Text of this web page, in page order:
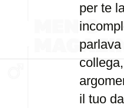
per te
il tuo